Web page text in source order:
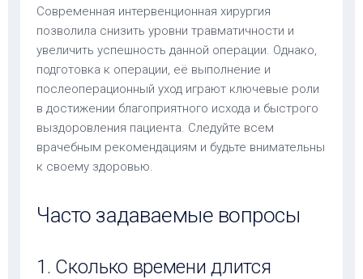
Современная интервенционная хирургия
позволила снизить уровни травматичности и
увеличить успешность данной операции. Однако,
подготовка к операции, её выполнение и
послеоперационный уход играют ключевые роли
в достижении благоприятного исхода и быстрого
выздоровления пациента. Следуйте всем
врачебным рекомендациям и будьте внимательны
к своему здоровью.
Часто задаваемые вопросы
1. Сколько времени длится